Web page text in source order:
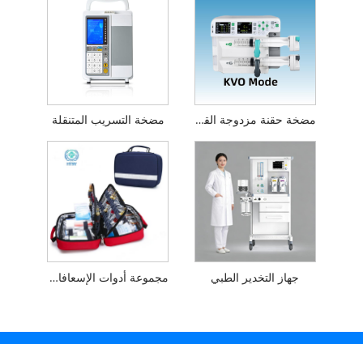
مضخة التسريب المتنقلة مضخة حقنة مزدوجة القناة
مجموعة أدوات الإسعافات الأولية في حالات الطوارئ للمنزل والسفر جهاز التخدير الطبي